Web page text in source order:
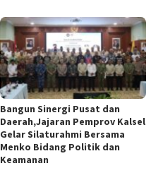
Bangun Sinergi Pusat dan
Daerah,Jajaran Pemprov Kalsel
Gelar Silaturahmi Bersama
Menko Bidang Politik dan
Keamanan